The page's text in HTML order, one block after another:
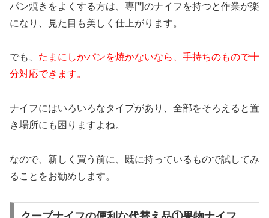
パン焼きをよくする方は、専門のナイフを持つと作業が楽
になり、見た目も美しく仕上がります。
でも、 たまにしかパンを焼かないなら、手持ちのもので十
分対応できます。
ナイフにはいろいろなタイプがあり、全部をそろえると置
き場所にも困りますよね。
なので、新しく買う前に、既に持っているもので試してみ
ることをお勧めします。